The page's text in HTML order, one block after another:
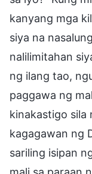
kanyang mga
siya na
nalilimitahan
ng ilang tao,
paggawa ng
kinakastigo sila
kagagawan ng
sariling isipan